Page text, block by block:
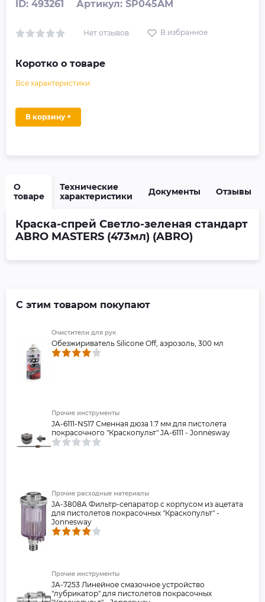
ID: 493261 Артикул: SP045AM
Нет отзывов В избранное
Коротко о товаре
Все характеристики
В корзину +
О
товаре
Технические
характеристики
Документы Отзывы
Краска-спрей Светло-зеленая стандарт
ABRO MASTERS (473мл) (ABRO)
С этим товаром покупают
Очистители для рук
Обезжириватель Silicone Off, аэрозоль, 300 мл
Прочие инструменты
JA-6111-NS17 Сменная дюза 1.7 мм для пистолета
покрасочного "Краскопульт" JA-6111 - Jonnesway
Прочие расходные материалы
JA-3808A Фильтр-сепаратор с корпусом из ацетата
для пистолетов покрасочных "Краскопульт" -
Jonnesway
Прочие инструменты
JA-7253 Линейное смазочное устройство
"лубрикатор" для пистолетов покрасочных